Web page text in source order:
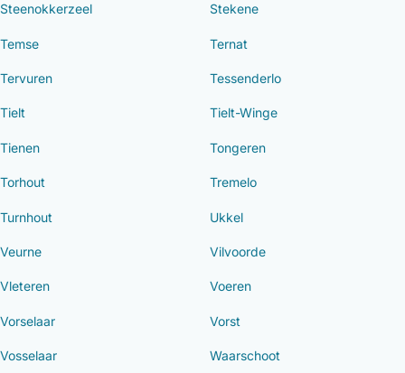
Steenokkerzeel Stekene
Temse Ternat
Tervuren Tessenderlo
Tielt Tielt-Winge
Tienen Tongeren
Torhout Tremelo
Turnhout Ukkel
Veurne Vilvoorde
Vleteren Voeren
Vorselaar Vorst
Vosselaar Waarschoot